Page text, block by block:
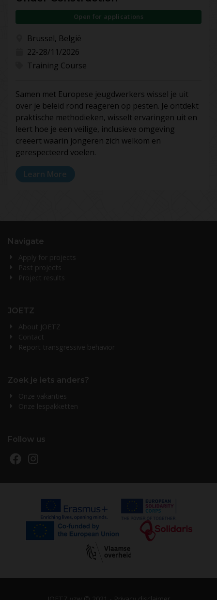
Open for applications
Brussel, België
22-28/11/2026
Training Course
Samen met Europese jeugdwerkers wissel je uit
over je beleid rond reageren op pesten. Je ontdekt
praktische methodieken, wisselt ervaringen uit en
leert hoe je een veilige, inclusieve omgeving
creëert waarin jongeren zich welkom en
gerespecteerd voelen.
Learn More
Navigate
Apply for projects
Past projects
Project results
JOETZ
About JOETZ
Contact
Report transgressive behavior
Zoek je iets anders?
Onze vakanties
Onze lespakketten
Follow us